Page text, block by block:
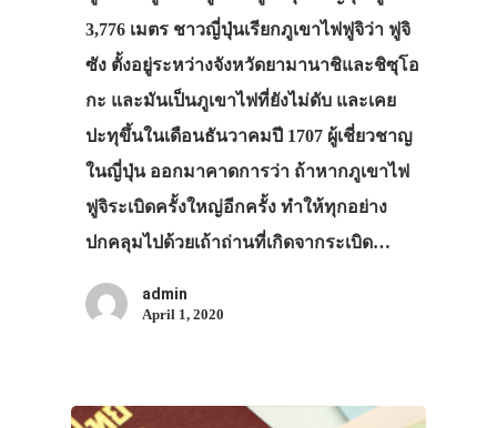
3,776 เมตร ชาวญี่ปุ่นเรียกภูเขาไฟฟูจิว่า ฟูจิ
ซัง ตั้งอยู่ระหว่างจังหวัดยามานาชิและชิซุโอ
กะ และมันเป็นภูเขาไฟที่ยังไม่ดับ และเคย
ปะทุขึ้นในเดือนธันวาคมปี 1707 ผู้เชี่ยวชาญ
ในญี่ปุ่น ออกมาคาดการว่า ถ้าหากภูเขาไฟ
ฟูจิระเบิดครั้งใหญ่อีกครั้ง ทำให้ทุกอย่าง
ปกคลุมไปด้วยเถ้าถ่านที่เกิดจากระเบิด…
admin
April 1, 2020